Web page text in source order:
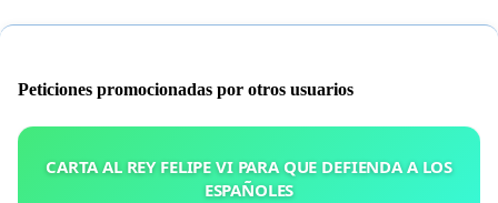
Peticiones promocionadas por otros usuarios
CARTA AL REY FELIPE VI PARA QUE DEFIENDA A LOS
ESPAÑOLES